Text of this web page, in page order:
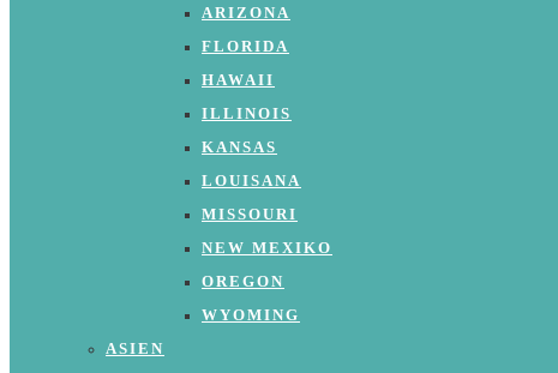
ARIZONA
FLORIDA
HAWAII
ILLINOIS
KANSAS
LOUISANA
MISSOURI
NEW MEXIKO
OREGON
WYOMING
ASIEN